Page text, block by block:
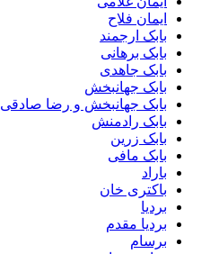
ایمان فلاح
بابک ارجمند
بابک برهانی
بابک جاهدی
بابک جهانبخش
بابک جهانبخش و رضا صادقی
بابک رادمنش
بابک زرین
بابک مافی
باراد
باکتری خان
بردیا
بردیا مقدم
برسام